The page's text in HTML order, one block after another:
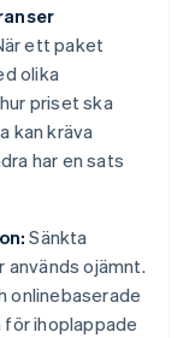
ett paket
olika
priset ska
kan kräva
har en sats
Sänkta
ojämnt.
onlinebaserade
ihoplappade